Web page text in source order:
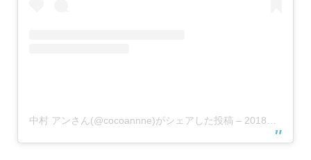
中村 アンさん(@cocoannne)がシェアした投稿 – 2018年11月月30日午後6時39分PST